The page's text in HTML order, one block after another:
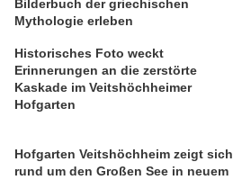
Bilderbuch der griechischen
Mythologie erleben
Historisches Foto weckt
Erinnerungen an die zerstörte
Kaskade im Veitshöchheimer
Hofgarten
Hofgarten Veitshöchheim zeigt sich
rund um den Großen See in neuem